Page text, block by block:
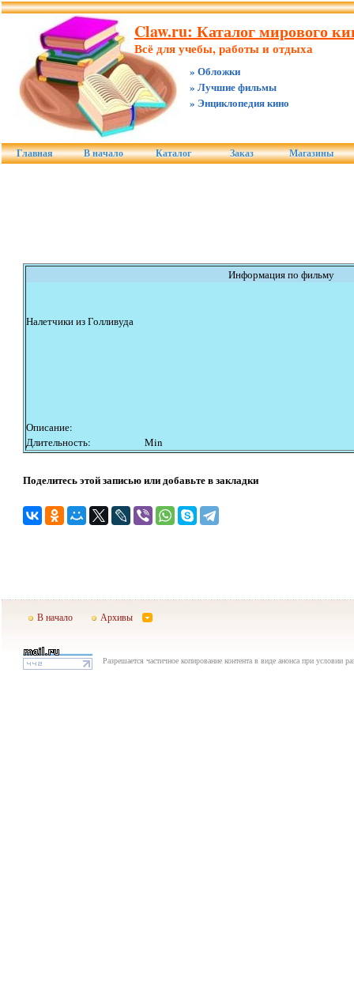
Claw.ru: Каталог мирового
Всё для учебы, работы и отдыха
» Обложки
» Лучшие фильмы
» Энциклопедия кино
Главная В начало Каталог Заказ Магазины
Информация по фильму
Налетчики из Голливуда
Описание:
Длительность:
Min
Поделитесь этой записью или добавьте в закладки
В начало Архивы
Разрешается частичное копирование контента в виде анонса при условии